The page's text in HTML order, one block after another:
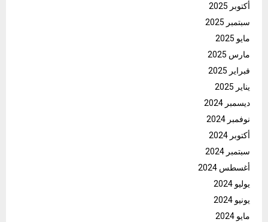
أكتوبر 2025
سبتمبر 2025
مايو 2025
مارس 2025
فبراير 2025
يناير 2025
ديسمبر 2024
نوفمبر 2024
أكتوبر 2024
سبتمبر 2024
أغسطس 2024
يوليو 2024
يونيو 2024
مايو 2024